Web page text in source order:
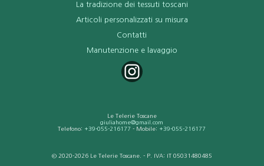
La tradizione dei tessuti toscani
Articoli personalizzati su misura
Contatti
Manutenzione e lavaggio
Le Telerie Toscane
giuliahome@gmail.com
Telefono: +39-055-216177 - Mobile: +39-055-216177
© 2020-2026 Le Telerie Toscane. - P. IVA: IT 05031480485